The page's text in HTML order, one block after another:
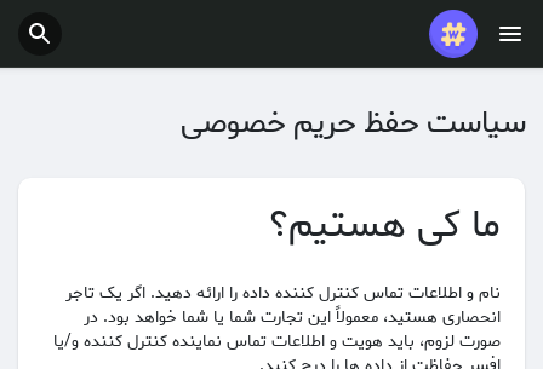
سیاست حفظ حریم خصوصی
ما کی هستیم؟
نام و اطلاعات تماس کنترل کننده داده را ارائه دهید. اگر یک تاجر
انحصاری هستید، معمولاً این تجارت شما یا شما خواهد بود. در
صورت لزوم، باید هویت و اطلاعات تماس نماینده کنترل کننده و/یا